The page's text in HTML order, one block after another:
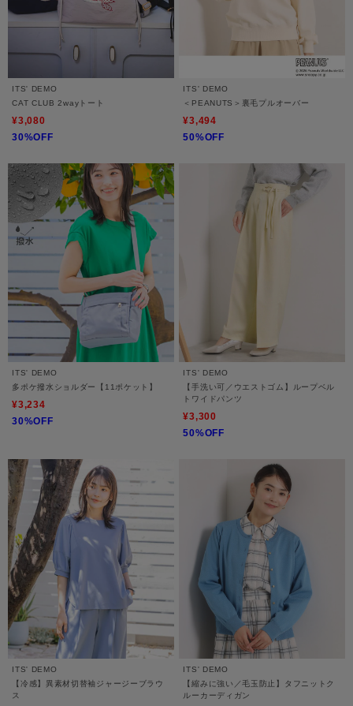
ITS' DEMO
CAT CLUB 2wayトート
¥3,080
30%OFF
ITS' DEMO
＜PEANUTS＞裏毛プルオーバー
¥3,494
50%OFF
ITS' DEMO
多ポケ撥水ショルダー【11ポケット】
¥3,234
30%OFF
ITS' DEMO
【手洗い可／ウエストゴム】ループベル
トワイドパンツ
¥3,300
50%OFF
ITS' DEMO
【冷感】異素材切替袖ジャージーブラウ
ス
ITS' DEMO
【縮みに強い／毛玉防止】タフニットク
ルーカーディガン